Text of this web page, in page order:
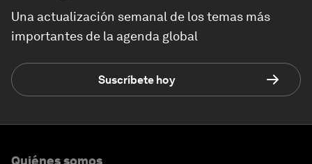
Una actualización semanal de los temas más
importantes de la agenda global
Suscríbete hoy
Quiénes somos